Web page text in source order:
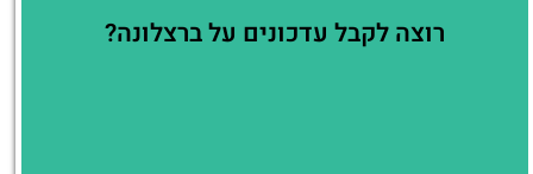
רוצה לקבל עדכונים על ברצלונה?